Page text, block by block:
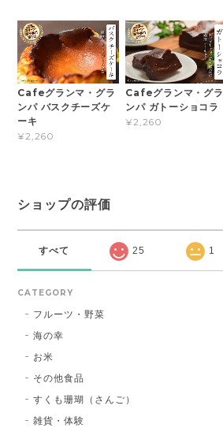
Cafeグランマ・グラ
ンパ バスクチーズケ
ーキ
¥2,260
Cafeグランマ・グラ
ンパ ガトーショコラ
¥2,260
ショップの評価
すべて 25 1
CATEGORY
フルーツ・野菜
海の幸
お米
その他食品
すくも珊瑚（さんご）
雑貨・体験